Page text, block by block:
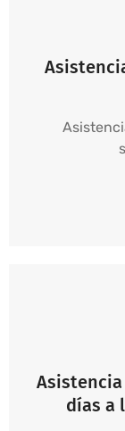
días a